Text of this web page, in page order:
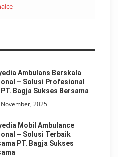
Ambulans Berskala
– Solusi Profesional
Bagja Sukses Bersama
2025
Mobil Ambulance
– Solusi Terbaik
PT. Bagja Sukses